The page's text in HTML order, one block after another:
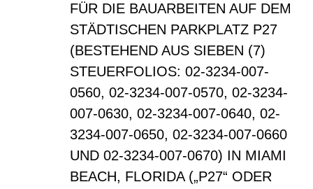
FÜR DIE BAUARBEITEN AUF DEM
STÄDTISCHEN PARKPLATZ P27
(BESTEHEND AUS SIEBEN (7)
STEUERFOLIOS: 02-3234-007-
0560, 02-3234-007-0570, 02-3234-
007-0630, 02-3234-007-0640, 02-
3234-007-0650, 02-3234-007-0660
UND 02-3234-007-0670) IN MIAMI
BEACH, FLORIDA („P27“ ODER